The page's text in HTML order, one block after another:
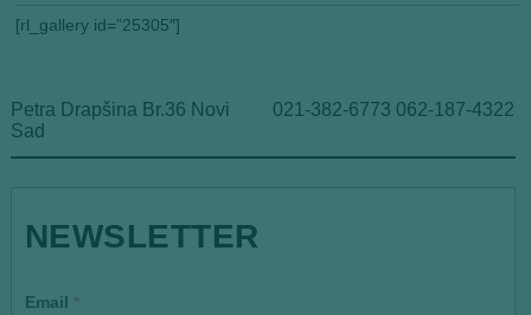
[rl_gallery id=”25305″]
Petra Drapšina Br.36 Novi
Sad
021-382-6773 062-187-4322
NEWSLETTER
m
Email *